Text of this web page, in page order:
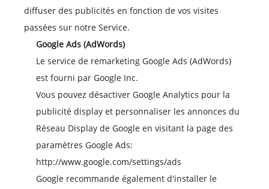
diffuser des publicités en fonction de vos visites
passées sur notre Service.
Google Ads (AdWords)
Le service de remarketing Google Ads (AdWords)
est fourni par Google Inc.
Vous pouvez désactiver Google Analytics pour la
publicité display et personnaliser les annonces du
Réseau Display de Google en visitant la page des
paramètres Google Ads:
http://www.google.com/settings/ads
Google recommande également d'installer le